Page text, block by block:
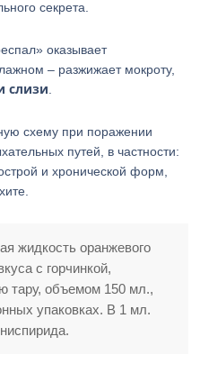
секрета.
оказывает
– разжижает мокроту,
слизи
схему при поражении
путей, в частности:
и хронической форм,
жидкость оранжевого
с горчинкой,
тару, объемом 150 мл.,
упаковках. В 1 мл.